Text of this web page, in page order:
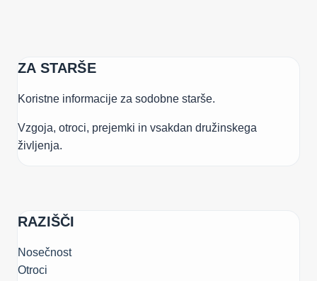
ZA STARŠE
Koristne informacije za sodobne starše.
Vzgoja, otroci, prejemki in vsakdan družinskega
življenja.
RAZIŠČI
Nosečnost
Otroci